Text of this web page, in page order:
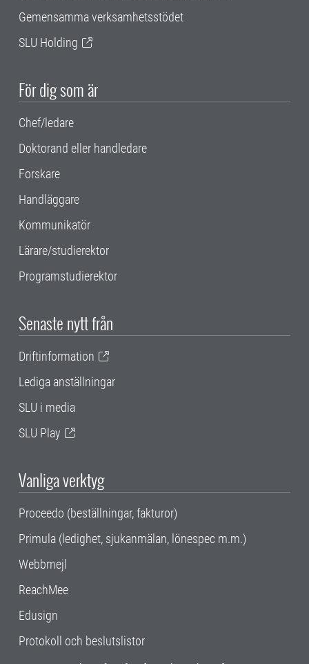
Gemensamma verksamhetsstödet
SLU Holding
För dig som är
Chef/ledare
Doktorand eller handledare
Forskare
Handläggare
Kommunikatör
Lärare/studierektor
Programstudierektor
Senaste nytt från
Driftinformation
Lediga anställningar
SLU i media
SLU Play
Vanliga verktyg
Proceedo (beställningar, fakturor)
Primula (ledighet, sjukanmälan, lönespec m.m.)
Webbmejl
ReachMee
Edusign
Protokoll och beslutslistor